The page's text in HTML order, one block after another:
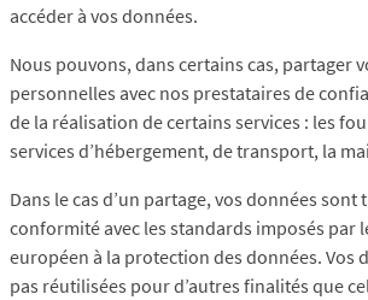
accéder à vos données.
Nous pouvons, dans certains cas, partager
personnelles avec nos prestataires de
de la réalisation de certains services : les
services d’hébergement, de transport, la
Dans le cas d’un partage, vos données sont
conformité avec les standards imposés par
européen à la protection des données. Vos
pas réutilisées pour d’autres finalités que